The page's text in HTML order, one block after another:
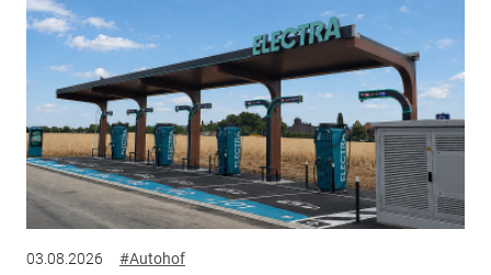
03.08.2026 #Autohof